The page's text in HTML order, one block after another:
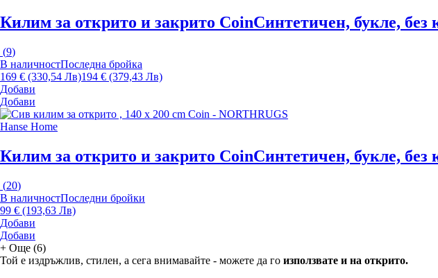
Килим за открито и закрито CoinСинтетичен, букле, без
(9)
В наличностПоследна бройка
169 € (330,54 Лв)194 € (379,43 Лв)
Добави
Добави
Hanse Home
Килим за открито и закрито CoinСинтетичен, букле, без
(20)
В наличностПоследни бройки
99 € (193,63 Лв)
Добави
Добави
+ Още (6)
Той е издръжлив, стилен, а сега внимавайте - можете да го използвате и на открито.